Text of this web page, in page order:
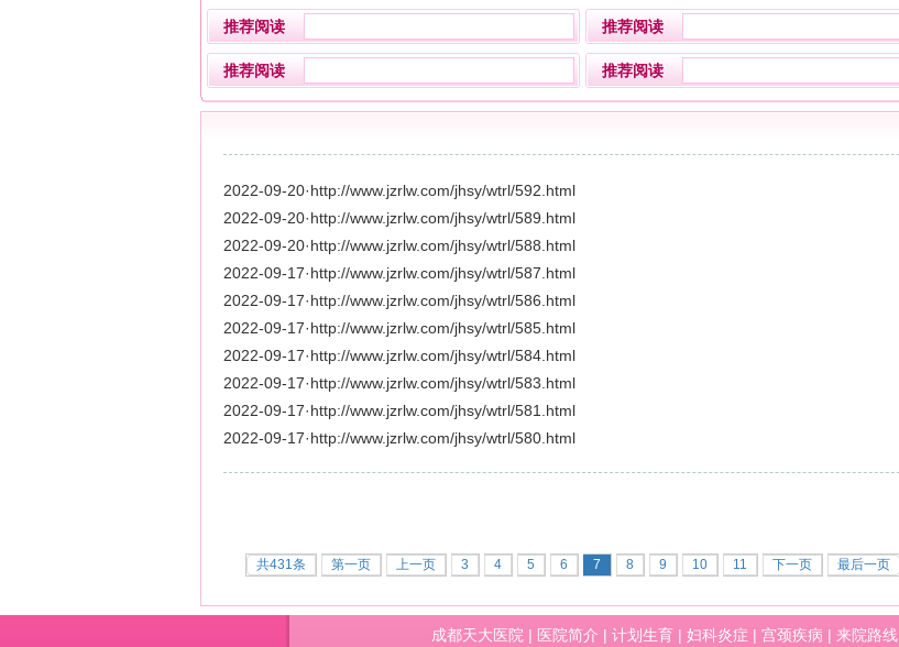
推荐阅读 推荐阅读
推荐阅读 推荐阅读
2022-09-20·http://www.jzrlw.com/jhsy/wtrl/592.html
2022-09-20·http://www.jzrlw.com/jhsy/wtrl/589.html
2022-09-20·http://www.jzrlw.com/jhsy/wtrl/588.html
2022-09-17·http://www.jzrlw.com/jhsy/wtrl/587.html
2022-09-17·http://www.jzrlw.com/jhsy/wtrl/586.html
2022-09-17·http://www.jzrlw.com/jhsy/wtrl/585.html
2022-09-17·http://www.jzrlw.com/jhsy/wtrl/584.html
2022-09-17·http://www.jzrlw.com/jhsy/wtrl/583.html
2022-09-17·http://www.jzrlw.com/jhsy/wtrl/581.html
2022-09-17·http://www.jzrlw.com/jhsy/wtrl/580.html
共431条 第一页 上一页 3 4 5 6 7 8 9 10 11 下一页 最后一页
成都天大医院 | 医院简介 | 计划生育 | 妇科炎症 | 宫颈疾病 | 来院路线